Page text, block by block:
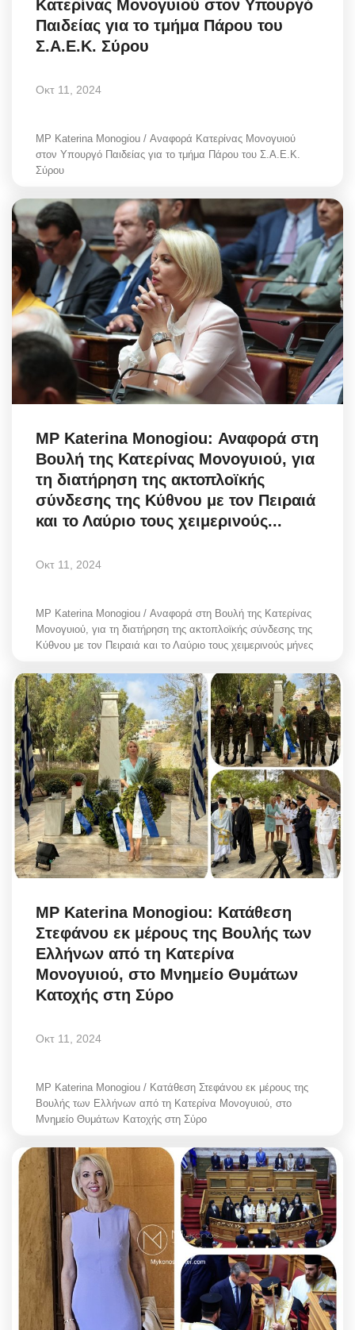
Κατερίνας Μονογυιού στον Υπουργό
Παιδείας για το τμήμα Πάρου του
Σ.Α.Ε.Κ. Σύρου
Οκτ 11, 2024
MP Katerina Monogiou / Αναφορά Κατερίνας Μονογυιού
στον Υπουργό Παιδείας για το τμήμα Πάρου του Σ.Α.Ε.Κ.
Σύρου
MP Katerina Monogiou: Αναφορά στη
Βουλή της Κατερίνας Μονογυιού, για
τη διατήρηση της ακτοπλοϊκής
σύνδεσης της Κύθνου με τον Πειραιά
και το Λαύριο τους χειμερινούς...
Οκτ 11, 2024
MP Katerina Monogiou / Αναφορά στη Βουλή της Κατερίνας
Μονογυιού, για τη διατήρηση της ακτοπλοϊκής σύνδεσης της
Κύθνου με τον Πειραιά και το Λαύριο τους χειμερινούς μήνες
MP Katerina Monogiou: Κατάθεση
Στεφάνου εκ μέρους της Βουλής των
Ελλήνων από τη Κατερίνα
Μονογυιού, στο Μνημείο Θυμάτων
Κατοχής στη Σύρο
Οκτ 11, 2024
MP Katerina Monogiou / Κατάθεση Στεφάνου εκ μέρους της
Βουλής των Ελλήνων από τη Κατερίνα Μονογυιού, στο
Μνημείο Θυμάτων Κατοχής στη Σύρο